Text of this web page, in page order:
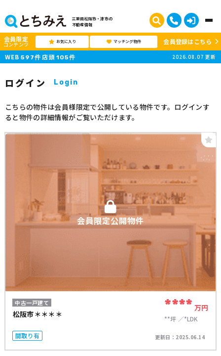
三重県松阪市・津市の
不動産情報
会員限定
コンテンツ お気に入り マッチング物件
会員登録はこちら
WEB 597件 店頭 105件 2026.08.07 更新
ログイン Login
こちらの物件は会員様限定で公開している物件です。ログインす
ると物件の詳細情報がご覧いただけます。
会員限定公開物件
中古一戸建て
松阪市＊＊＊＊ **** 万円
**坪
*LDK
間取り有
更新日： 2025.06.14